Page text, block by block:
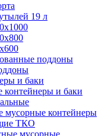
19 л
поддоны
и баки
контейнеры и баки
мусорные контейнеры
ТКО
мусорные